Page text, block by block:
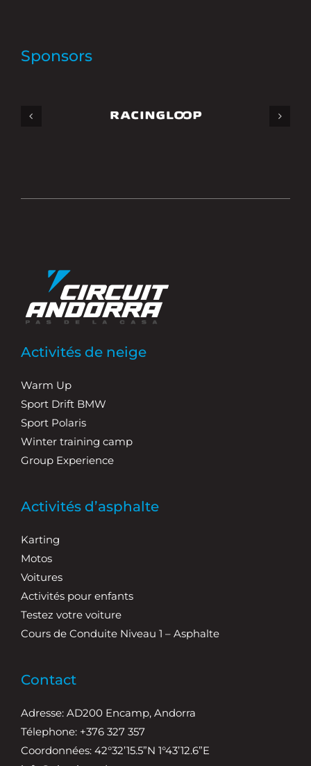
Sponsors
Activités de neige
Warm Up
Sport Drift BMW
Sport Polaris
Winter training camp
Group Experience
Activités d’asphalte
Karting
Motos
Voitures
Activités pour enfants
Testez votre voiture
Cours de Conduite Niveau 1 – Asphalte
Contact
Adresse: AD200 Encamp, Andorra
Télephone: +376 327 357
Coordonnées: 42°32’15.5”N 1°43’12.6”E